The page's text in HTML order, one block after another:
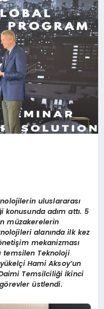
uluslararası
konusunda adım attı. 5
müzakerelerin
alanında ilk kez
mekanizması
temsilen Teknoloji
Hami Aksoy’un
Temsilciliği İkinci
üstlendi.